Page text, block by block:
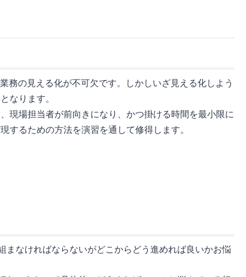
務の見える化が不可欠です。しかしいざ見える化しよう
なります。
現場担当者が前向きになり、かつ掛ける時間を最小限に
するための方法を演習を通して修得します。
まなければならないがどこからどう進めれば良いかお悩